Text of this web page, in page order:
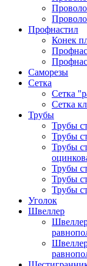
Профнастил
Конек
Саморезы
Сетка
Сетка
Сетка
Трубы
Трубы
Трубы
Трубы
Трубы
Трубы
Трубы
Уголок
Швеллер